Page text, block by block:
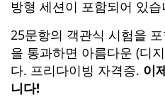
방형 세션이 포함되어 있습
25문항의 객관식 시험을
을 통과하면 아름다운 (디
다. 프리다이빙 자격증. 이
니다!